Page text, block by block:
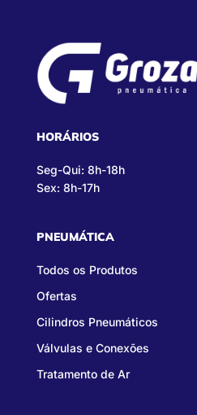
HORÁRIOS
Seg-Qui: 8h-18h
Sex: 8h-17h
PNEUMÁTICA
Todos os Produtos
Ofertas
Cilindros Pneumáticos
Válvulas e Conexões
Tratamento de Ar